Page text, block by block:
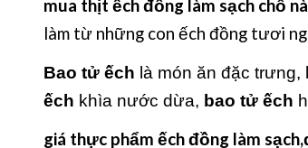
mua thịt ếch đồng làm sạch chổ
làm từ những con ếch đồng tươi
Bao tử ếch là món ăn đặc
ếch khìa nước dừa, bao tử ếch
giá thực phẩm ếch đồng làm